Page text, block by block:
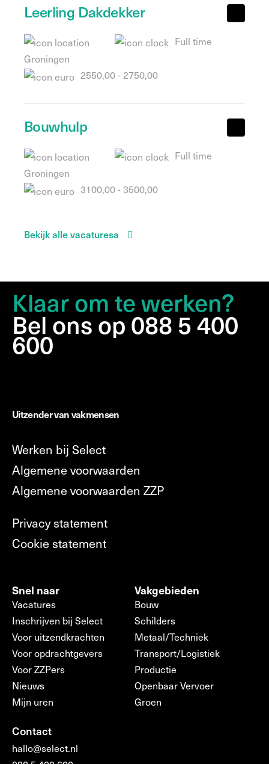
Leerling Dakdekker
Groningen
Full time
2550,00 - 2750,00
Bouwhulp
Groningen
Full time
3100,00 - 3500,00
Bekijk alle vacaturesa
Klaar om te werken?
Bel ons op 088 5 400
600
Uitzender van vakmensen
Werken bij Select
Algemene voorwaarden
Algemene voorwaarden ZZP
Privacy statement
Cookie statement
Snel naar
Vacatures
Inschrijven bij Select
Voor uitzendkrachten
Voor opdrachtgevers
Voor ZZPers
Nieuws
Mijn uren
Vakgebieden
Bouw
Schilders
Metaal/Techniek
Transport/Logistiek
Productie
Openbaar Vervoer
Groen
Contact
hallo@select.nl